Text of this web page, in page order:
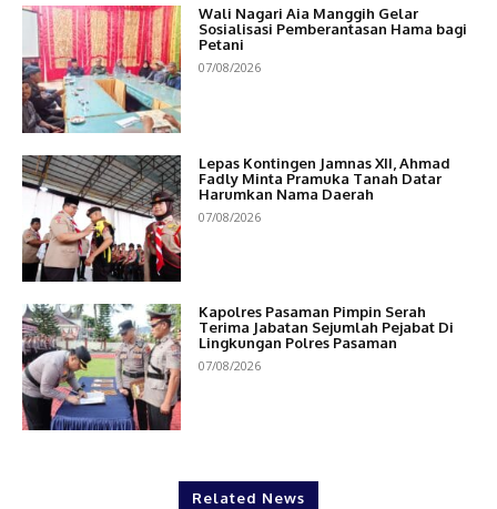
Wali Nagari Aia Manggih Gelar
Sosialisasi Pemberantasan Hama bagi
Petani
07/08/2026
Lepas Kontingen Jamnas XII, Ahmad
Fadly Minta Pramuka Tanah Datar
Harumkan Nama Daerah
07/08/2026
Kapolres Pasaman Pimpin Serah
Terima Jabatan Sejumlah Pejabat Di
Lingkungan Polres Pasaman
07/08/2026
Related News